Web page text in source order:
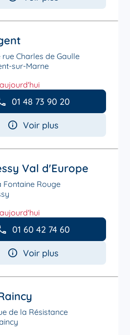
rue Charles de Gaulle
sur-Marne
01 48 73 90 20
Voir plus
Val d'Europe
Fontaine Rouge
01 60 42 74 60
Voir plus
de la Résistance